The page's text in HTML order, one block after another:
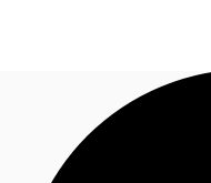
オフィス・事務所
お電話